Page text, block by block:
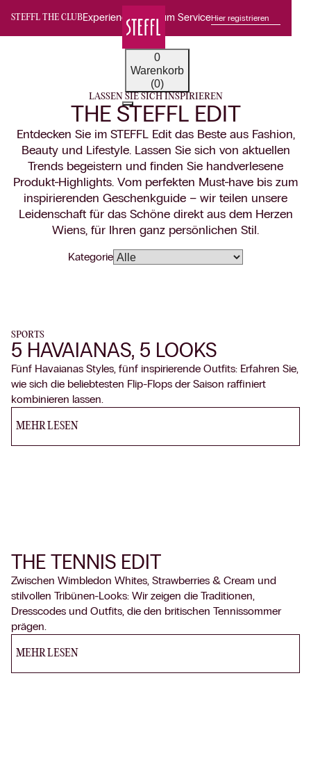
STEFFL THE CLUBExperience Premium ServiceHier registrieren
0
Warenkorb
(0)
LASSEN SIE SICH INSPIRIEREN
THE STEFFL EDIT
Entdecken Sie im STEFFL Edit das Beste aus Fashion,
Beauty und Lifestyle. Lassen Sie sich von aktuellen
Trends begeistern und finden Sie handverlesene
Produkt-Highlights. Vom perfekten Must-have bis zum
inspirierenden Geschenkguide – wir teilen unsere
Leidenschaft für das Schöne direkt aus dem Herzen
Wiens, für Ihren ganz persönlichen Stil.
Kategorie
SPORTS
5 HAVAIANAS, 5 LOOKS
Fünf Havaianas Styles, fünf inspirierende Outfits: Erfahren Sie,
wie sich die beliebtesten Flip-Flops der Saison raffiniert
kombinieren lassen.
MEHR LESEN
THE TENNIS EDIT
Zwischen Wimbledon Whites, Strawberries & Cream und
stilvollen Tribünen-Looks: Wir zeigen die Traditionen,
Dresscodes und Outfits, die den britischen Tennissommer
prägen.
MEHR LESEN